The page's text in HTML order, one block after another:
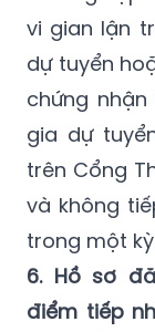
vi gian lận
dự tuyển
chứng
gia dự
trên Cổng
và không
trong một
6. Hồ sơ
điểm tiếp